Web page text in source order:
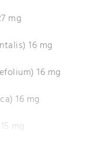
mg
16 mg
16 mg
16 mg
mg